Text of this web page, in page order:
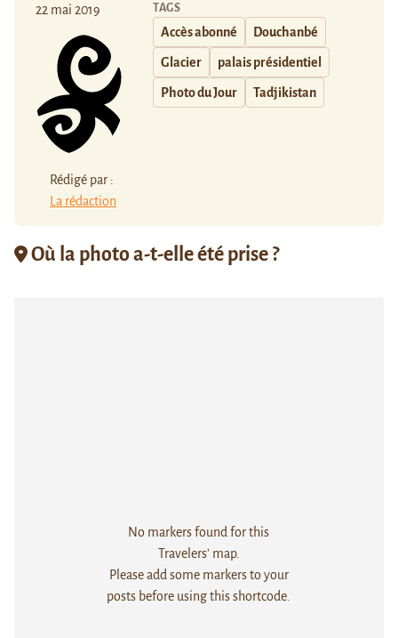
22 mai 2019
Rédigé par :
La rédaction
TAGS
Accès abonné Douchanbé
Glacier palais présidentiel
Photo du Jour Tadjikistan
Où la photo a-t-elle été prise ?
No markers found for this
Travelers' map.
Please add some markers to your
posts before using this shortcode.